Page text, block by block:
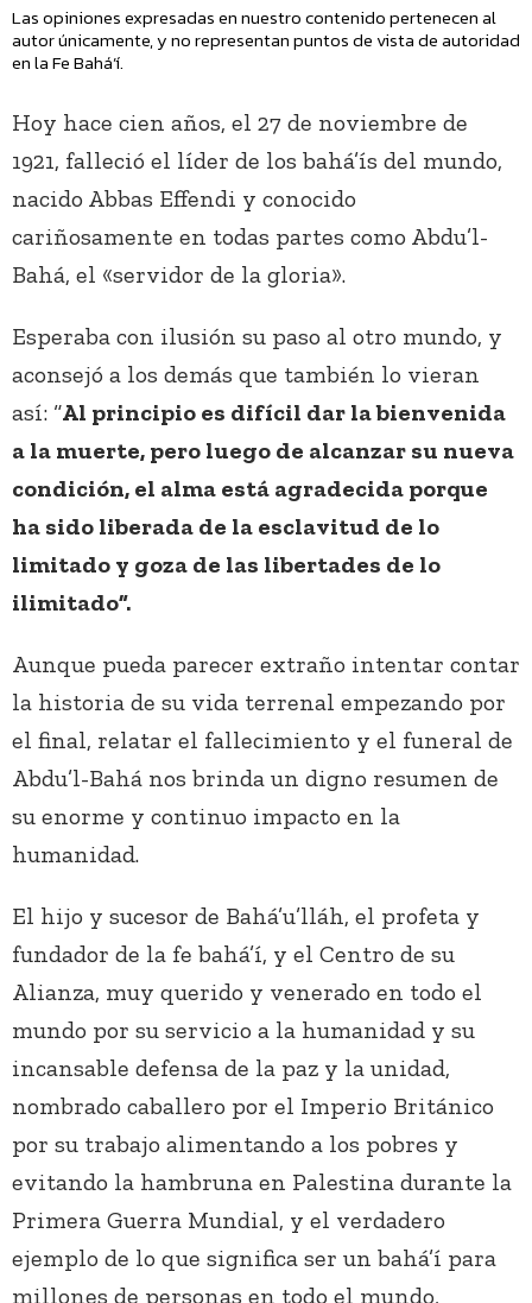
Las opiniones expresadas en nuestro contenido pertenecen al
autor únicamente, y no representan puntos de vista de autoridad
en la Fe Bahá’í.
Hoy hace cien años, el 27 de noviembre de
1921, falleció el líder de los bahá’ís del mundo,
nacido Abbas Effendi y conocido
cariñosamente en todas partes como Abdu’l-
Bahá, el «servidor de la gloria».
Esperaba con ilusión su paso al otro mundo, y
aconsejó a los demás que también lo vieran
así: “Al principio es difícil dar la bienvenida
a la muerte, pero luego de alcanzar su nueva
condición, el alma está agradecida porque
ha sido liberada de la esclavitud de lo
limitado y goza de las libertades de lo
ilimitado”.
Aunque pueda parecer extraño intentar contar
la historia de su vida terrenal empezando por
el final, relatar el fallecimiento y el funeral de
Abdu’l-Bahá nos brinda un digno resumen de
su enorme y continuo impacto en la
humanidad.
El hijo y sucesor de Bahá’u’lláh, el profeta y
fundador de la fe bahá’í, y el Centro de su
Alianza, muy querido y venerado en todo el
mundo por su servicio a la humanidad y su
incansable defensa de la paz y la unidad,
nombrado caballero por el Imperio Británico
por su trabajo alimentando a los pobres y
evitando la hambruna en Palestina durante la
Primera Guerra Mundial, y el verdadero
ejemplo de lo que significa ser un bahá’í para
millones de personas en todo el mundo,